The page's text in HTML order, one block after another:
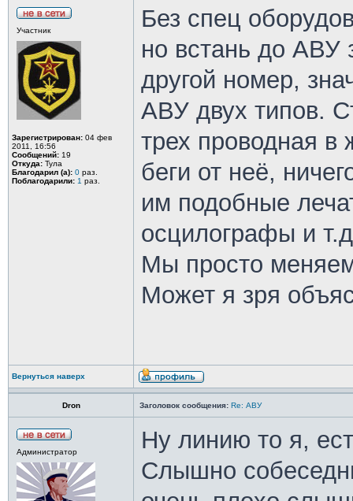
Участник
Зарегистрирован: 04 фев
2011, 16:56
Сообщений: 19
Откуда: Тула
Благодарил (а): 0 раз.
Поблагодарили: 1 раз.
Без спец
но встань до АВУ
другой номер,
АВУ двух типов.
трех проводная в
беги от неё,
им подобные
осцилографы и
Мы просто
Может я зря
Вернуться наверх
Dron Заголовок сообщения: Re: АВУ
Администратор
Ну линию то я,
Слышно